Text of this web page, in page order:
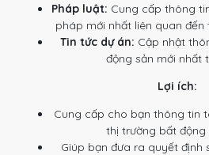
Pháp luật: Cung cấp thông
pháp mới nhất liên quan
Tin tức dự án: Cập nhật
động sản mới nhất
Lợi ích:
Cung cấp cho bạn thông tin
thị trường bất động
Giúp bạn đưa ra quyết định